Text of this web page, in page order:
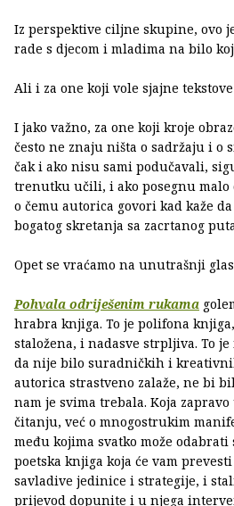
Iz perspektive ciljne skupine, ovo
rade s djecom i mladima na bilo
Ali i za one koji vole sjajne
I jako važno, za one koji kroje
često ne znaju ništa o sadržaju i o
čak i ako nisu sami podučavali,
trenutku učili, i ako posegnu malo
o čemu autorica govori kad kaže
bogatog skretanja sa zacrtanog
Opet se vraćamo na unutrašnji
Pohvala odriješenim rukama
hrabra knjiga. To je polifona
staložena, i nadasve strpljiva. To
da nije bilo suradničkih i
autorica strastveno zalaže, ne bi
nam je svima trebala. Koja
čitanju, već o mnogostrukim
među kojima svatko može odabrati
poetska knjiga koja će vam
savladive jedinice i strategije, i
prijevod dopunite i u njega